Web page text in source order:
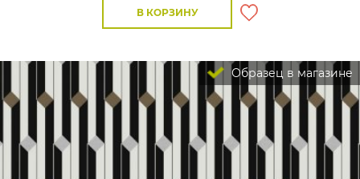
В КОРЗИНУ
Образец в магазине